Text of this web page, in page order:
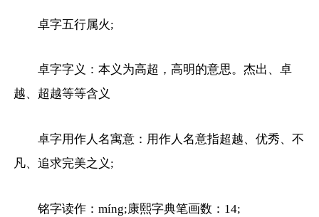
卓字五行属火;
卓字字义：本义为高超，高明的意思。杰出、卓
越、超越等等含义
卓字用作人名寓意：用作人名意指超越、优秀、不
凡、追求完美之义;
铭字读作：míng;康熙字典笔画数：14;